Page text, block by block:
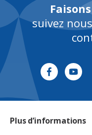
suivez
Plus d’informations